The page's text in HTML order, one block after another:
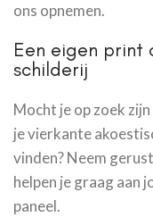
ons opnemen.
Een eigen print
schilderij
Mocht je op zoek
je vierkante
vinden? Neem
helpen je graag aan
paneel.